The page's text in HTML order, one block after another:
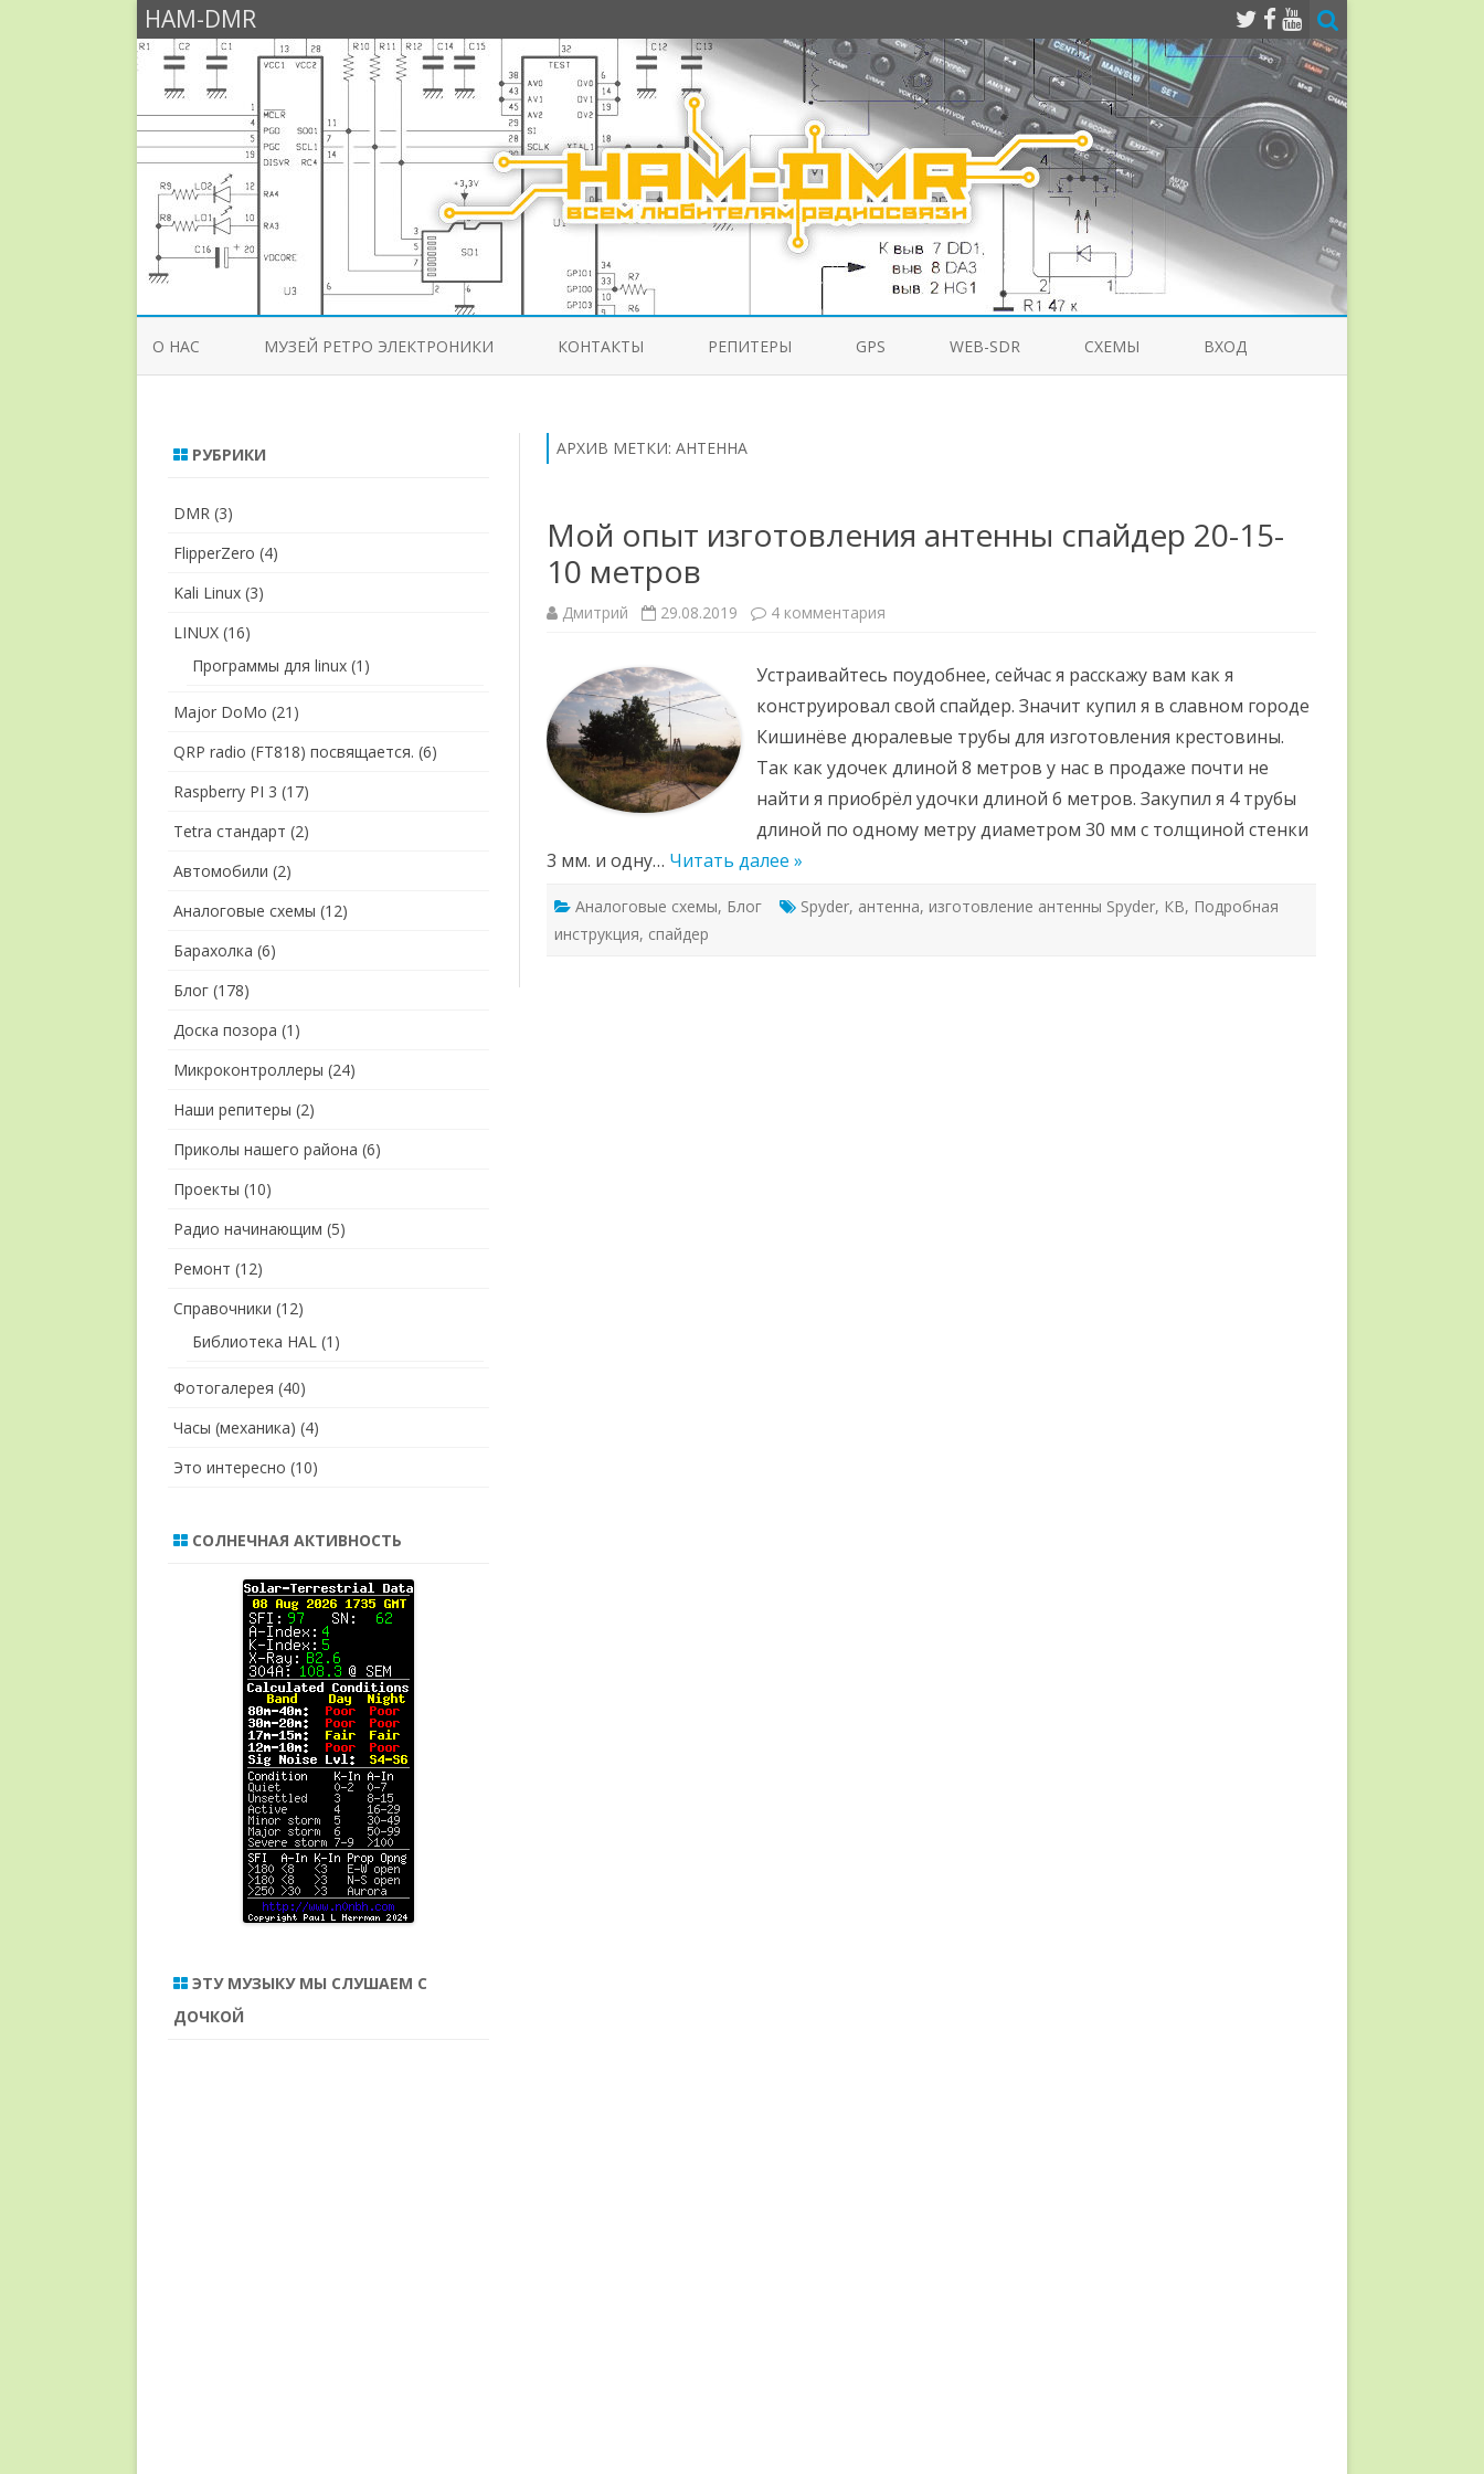
HAM-DMR
к
О НАС МУЗЕЙ РЕТРО ЭЛЕКТРОНИКИ КОНТАКТЫ РЕПИТЕРЫ GPS WEB-SDR СХЕМЫ ВХОД
АРХИВ МЕТКИ:АНТЕННА
Мой опыт изготовления антенны спайдер 20-15-
10 метров
Дмитрий 29.08.2019 4 комментария
изготовления
антенны
спайдер
20-
15-
10
метров
Устраивайтесь поудобнее, сейчас я расскажу вам как я
конструировал свой спайдер. Значит купил я в славном городе
Кишинёве дюралевые трубы для изготовления крестовины.
Так как удочек длиной 8 метров у нас в продаже почти не
найти я приобрёл удочки длиной 6 метров. Закупил я 4 трубы
длиной по одному метру диаметром 30 мм с толщиной стенки
3 мм. и одну… Читать далее »
Аналоговые схемы, Блог Spyder, антенна, изготовление антенны Spyder, КВ, Подробная
инструкция, спайдер
РУБРИКИ
DMR (3)
FlipperZero (4)
Kali Linux (3)
LINUX (16)
Программы для linux (1)
Major DoMo (21)
QRP radio (FT818) посвящается. (6)
Raspberry PI 3 (17)
Tetra стандарт (2)
Автомобили (2)
Аналоговые схемы (12)
Барахолка (6)
Блог (178)
Доска позора (1)
Микроконтроллеры (24)
Наши репитеры (2)
Приколы нашего района (6)
Проекты (10)
Радио начинающим (5)
Ремонт (12)
Справочники (12)
Библиотека HAL (1)
Фотогалерея (40)
Часы (механика) (4)
Это интересно (10)
СОЛНЕЧНАЯ АКТИВНОСТЬ
ЭТУ МУЗЫКУ МЫ СЛУШАЕМ С
ДОЧКОЙ